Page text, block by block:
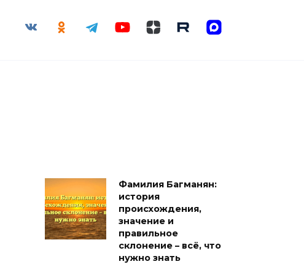
Фамилия Багманян:
история
происхождения,
значение и
правильное
склонение – всё, что
нужно знать